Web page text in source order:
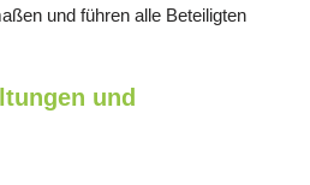
und führen alle Beteiligten
und